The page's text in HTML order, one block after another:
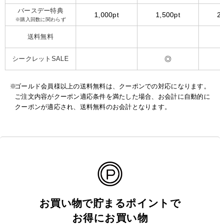
バースデー特典
※購入回数に関わらず
送料無料
シークレットSALE
1,000pt 1,500pt
◎
ゴールド会員様以上の送料無料は、クーポンでの対応になります。
ご注文内容がクーポン適応条件を満たした場合、お会計に自動的に
クーポンが適応され、送料無料のお会計となります。
お買い物で貯まるポイントで
お得にお買い物